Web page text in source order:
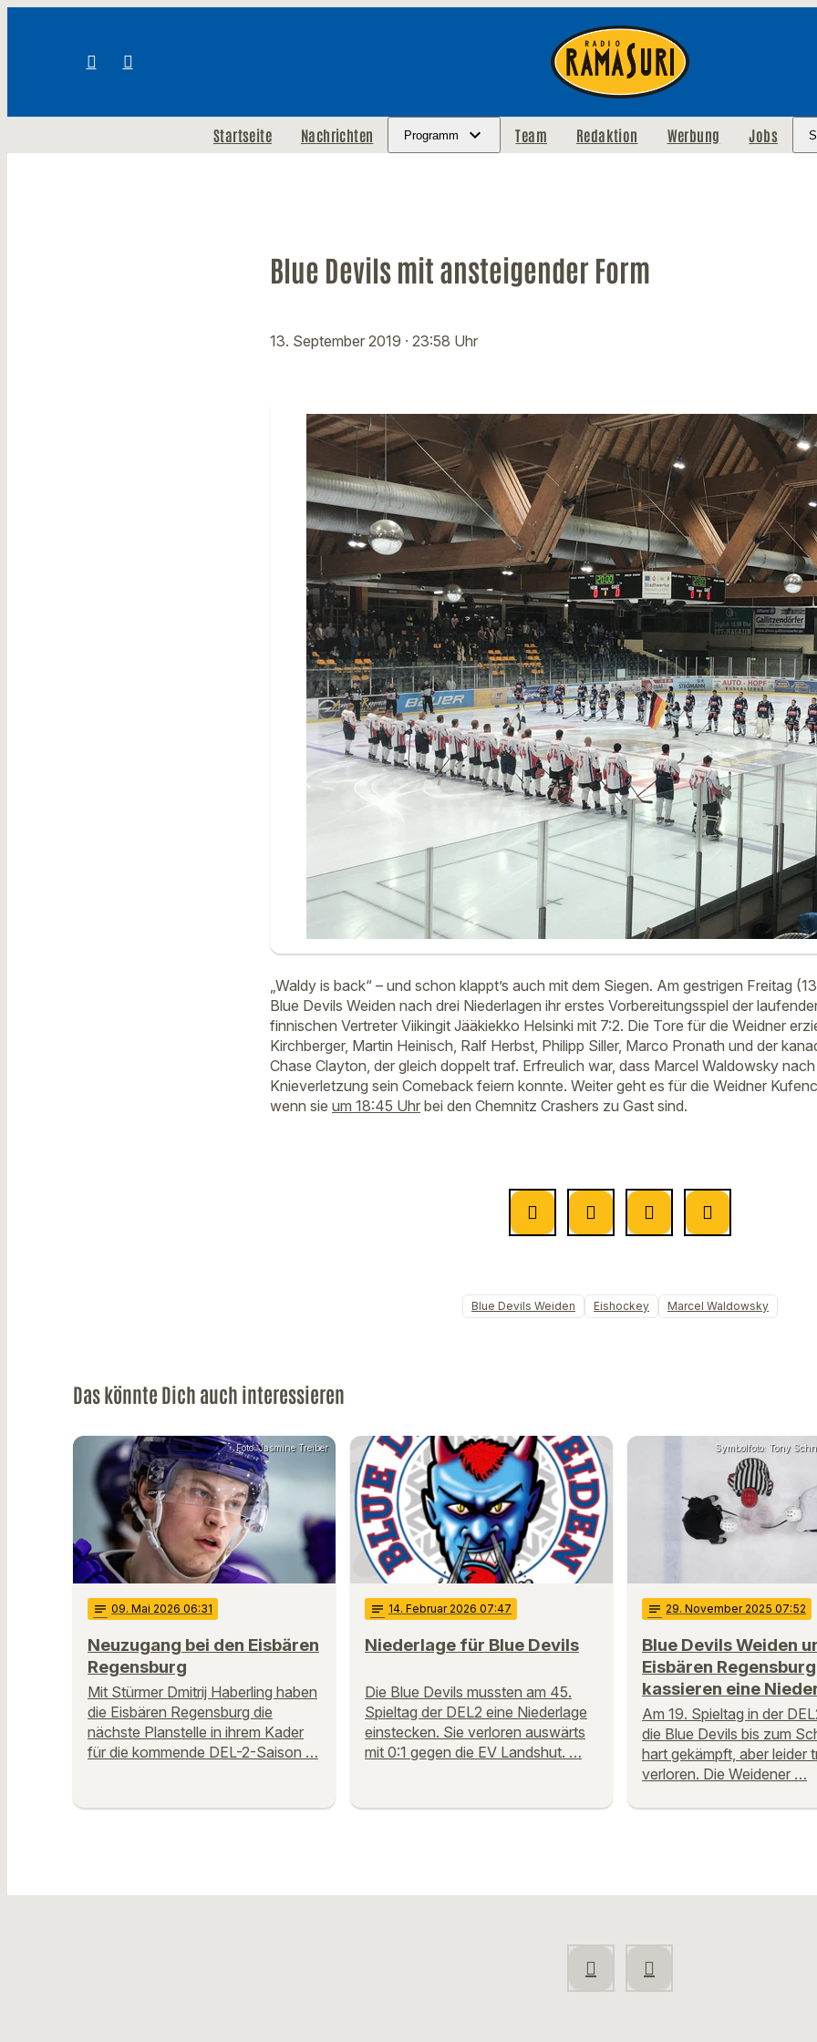
Startseite Nachrichten Programm Team Redaktion Werbung Jobs
Blue Devils mit ansteigender Form
13. September 2019 · 23:58 Uhr
„Waldy is back“ – und schon klappt’s auch mit dem Siegen. Am gestrigen Freitag
Blue Devils Weiden nach drei Niederlagen ihr erstes Vorbereitungsspiel der
finnischen Vertreter Viikingit Jääkiekko Helsinki mit 7:2. Die Tore für die Weidner
Kirchberger, Martin Heinisch, Ralf Herbst, Philipp Siller, Marco Pronath und der
Chase Clayton, der gleich doppelt traf. Erfreulich war, dass Marcel Waldowsky
Knieverletzung sein Comeback feiern konnte. Weiter geht es für die Weidner
wenn sie um 18:45 Uhr bei den Chemnitz Crashers zu Gast sind.
Blue Devils Weiden Eishockey Marcel Waldowsky
Das könnte Dich auch interessieren
Foto: Jasmine Treiber
notes 09. Mai 2026 06:31
Neuzugang bei den Eisbären
Regensburg
Mit Stürmer Dmitrij Haberling haben
die Eisbären Regensburg die
nächste Planstelle in ihrem Kader
für die kommende DEL-2-Saison …
notes 14. Februar 2026 07:47
Niederlage für Blue Devils
Die Blue Devils mussten am 45.
Spieltag der DEL2 eine Niederlage
einstecken. Sie verloren auswärts
mit 0:1 gegen die EV Landshut. …
Symbolfoto: Tony
notes 29. November 2025 07:52
Blue Devils Weiden
Eisbären Regensburg
kassieren eine
Am 19. Spieltag in der
die Blue Devils bis zum
hart gekämpft, aber leider
verloren. Die Weidener …